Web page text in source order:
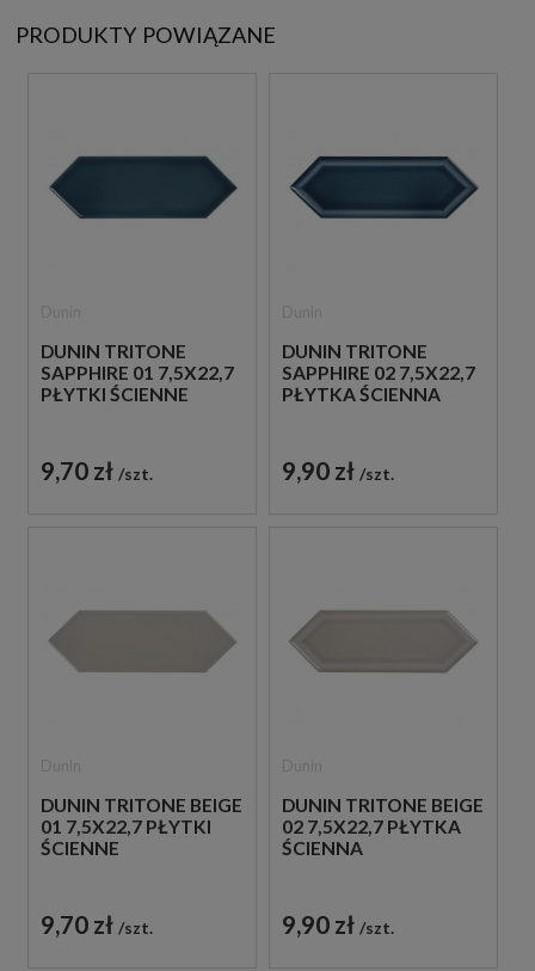
PRODUKTY POWIĄZANE
DUNIN TRITONE
SAPPHIRE 01 7,5X22,7
PŁYTKI ŚCIENNE
9,70 zł szt.
DUNIN TRITONE
SAPPHIRE 02 7,5X22,7
PŁYTKA ŚCIENNA
9,90 zł szt.
DUNIN TRITONE BEIGE
01 7,5X22,7 PŁYTKI
ŚCIENNE
9,70 zł szt.
DUNIN TRITONE BEIGE
02 7,5X22,7 PŁYTKA
ŚCIENNA
9,90 zł szt.